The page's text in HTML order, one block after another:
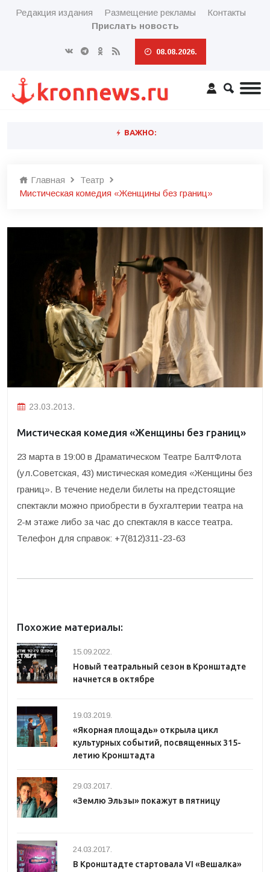
Редакция издания Размещение рекламы
Контакты
Прислать новость
08.08.2026.
ВАЖНО:
Главная
Театр
Мистическая комедия «Женщины без границ»
23.03.2013.
Мистическая комедия «Женщины без границ»
23 марта в 19:00 в Драматическом Театре БалтФлота
(ул.Советская, 43) мистическая комедия «Женщины без
границ». В течение недели билеты на предстоящие
спектакли можно приобрести в бухгалтерии театра на
2-м этаже либо за час до спектакля в кассе театра.
Телефон для справок: +7(812)311-23-63
Похожие материалы:
15.09.2022.
Новый театральный сезон в Кронштадте
начнется в октябре
19.03.2019.
«Якорная площадь» открыла цикл
культурных событий, посвященных 315-
летию Кронштадта
29.03.2017.
«Землю Эльзы» покажут в пятницу
24.03.2017.
В Кронштадте стартовала VI «Вешалка»